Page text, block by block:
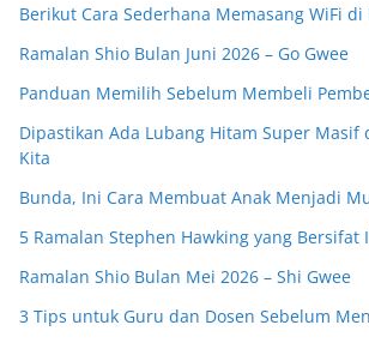
Berikut Cara Sederhana Memasang WiFi di
Ramalan Shio Bulan Juni 2026 – Go Gwee
Panduan Memilih Sebelum Membeli
Dipastikan Ada Lubang Hitam Super Masif
Kita
Bunda, Ini Cara Membuat Anak Menjadi
5 Ramalan Stephen Hawking yang Bersifat
Ramalan Shio Bulan Mei 2026 – Shi Gwee
3 Tips untuk Guru dan Dosen Sebelum